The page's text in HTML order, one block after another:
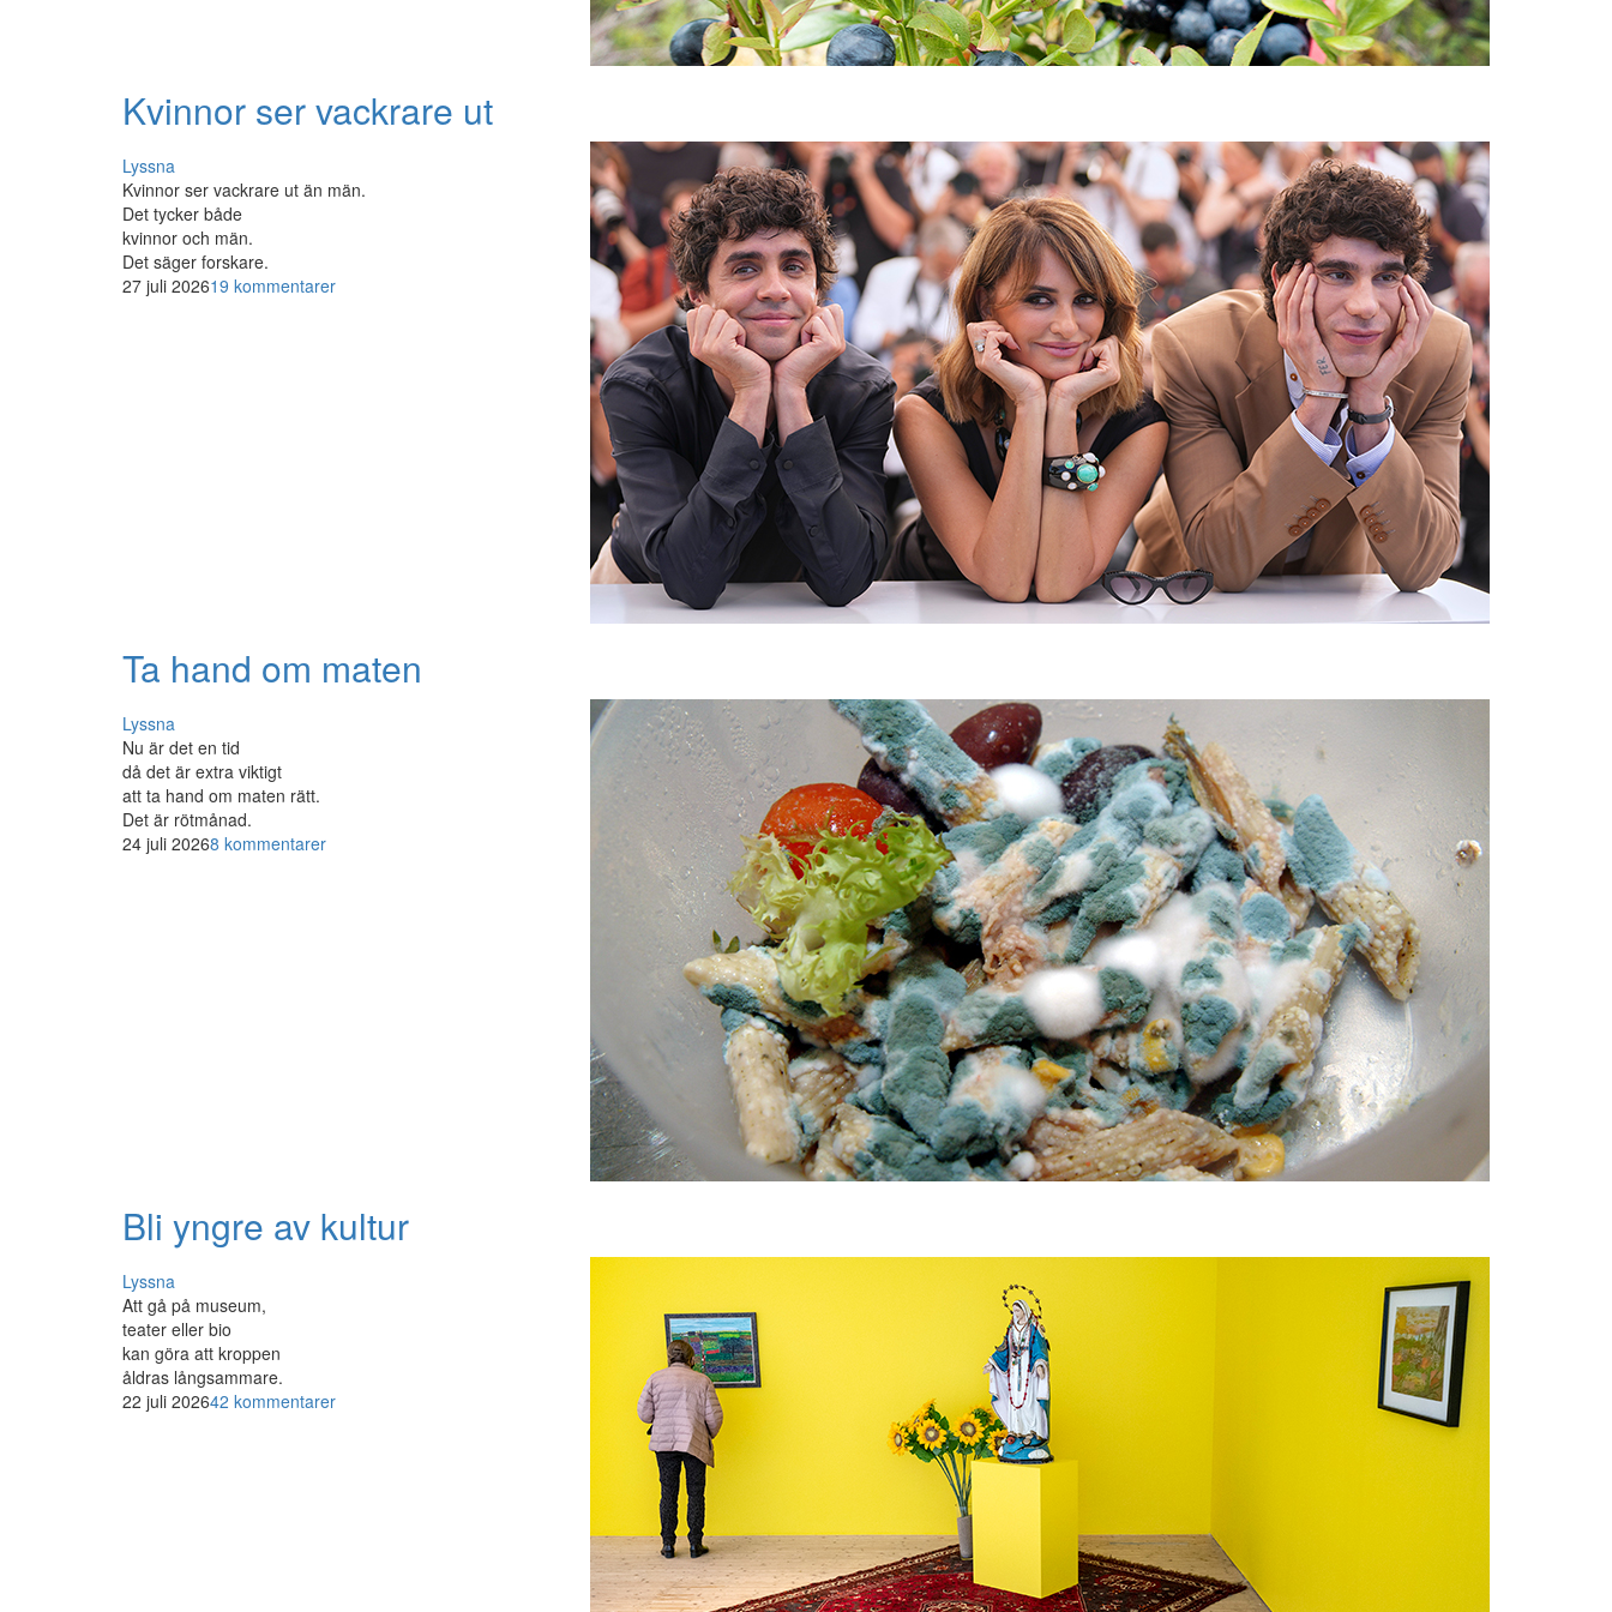
Kvinnor ser vackrare ut
Lyssna
Kvinnor ser vackrare ut än män.
Det tycker både
kvinnor och män.
Det säger forskare.
27 juli 202619 kommentarer
Ta hand om maten
Lyssna
Nu är det en tid
då det är extra viktigt
att ta hand om maten rätt.
Det är rötmånad.
24 juli 20268 kommentarer
Bli yngre av kultur
Lyssna
Att gå på museum,
teater eller bio
kan göra att kroppen
åldras långsammare.
22 juli 202642 kommentarer